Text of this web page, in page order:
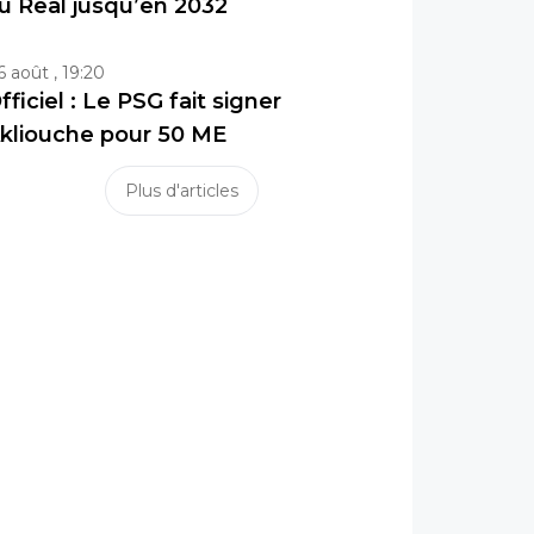
Real jusqu’en 2032
août , 19:20
: Le PSG fait signer
pour 50 ME
Plus d'articles